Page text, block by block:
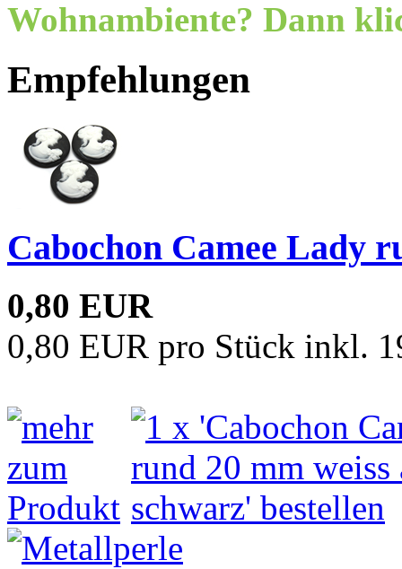
Wohnambiente? Dann
Empfehlungen
Cabochon Camee Lady
0,80 EUR
0,80 EUR pro Stück inkl.